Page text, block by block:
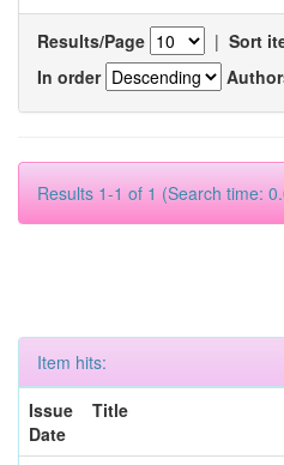
Results/Page | Sort
In order
Results 1-1 of 1 (Search time:
Item hits:
Issue
Date
Title